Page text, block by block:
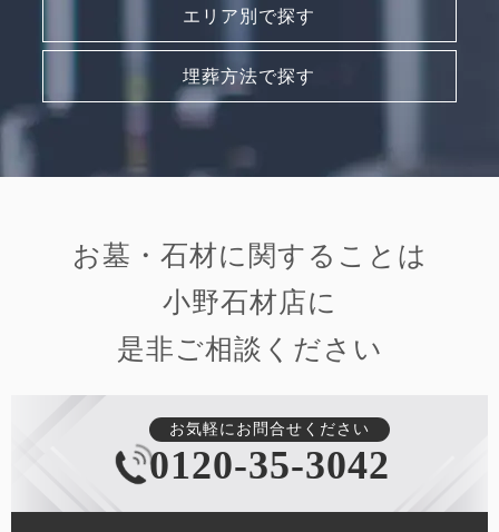
エリア別で探す
埋葬方法で探す
お墓・石材に関することは
⼩野⽯材店に
是⾮ご相談ください
お気軽にお問合せください
0120-35-3042